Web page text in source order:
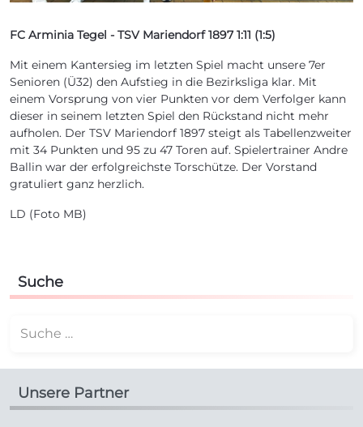
FC Arminia Tegel - TSV Mariendorf 1897 1:11 (1:5)
Mit einem Kantersieg im letzten Spiel macht unsere 7er
Senioren (Ü32) den Aufstieg in die Bezirksliga klar. Mit
einem Vorsprung von vier Punkten vor dem Verfolger kann
dieser in seinem letzten Spiel den Rückstand nicht mehr
aufholen. Der TSV Mariendorf 1897 steigt als Tabellenzweiter
mit 34 Punkten und 95 zu 47 Toren auf. Spielertrainer Andre
Ballin war der erfolgreichste Torschütze. Der Vorstand
gratuliert ganz herzlich.
LD (Foto MB)
Suche
Unsere Partner